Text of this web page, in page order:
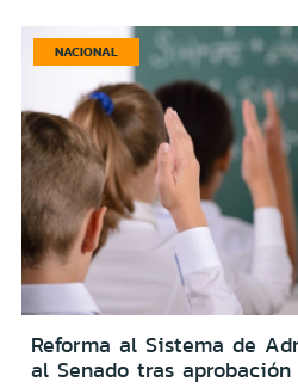
NACIONAL
Reforma al Sistema de
al Senado tras aprobación